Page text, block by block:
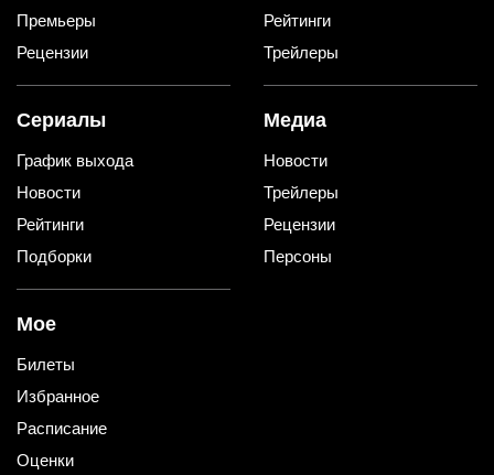
Премьеры
Рецензии
Рейтинги
Трейлеры
Сериалы
График выхода
Новости
Рейтинги
Подборки
Медиа
Новости
Трейлеры
Рецензии
Персоны
Мое
Билеты
Избранное
Расписание
Оценки